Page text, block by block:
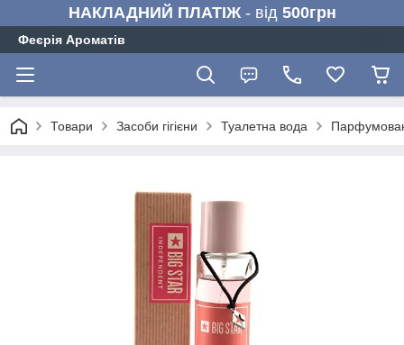
НАКЛАДНИЙ ПЛАТІЖ- від 500грн
Феєрія Ароматів
Товари Засоби гігієни Туалетна вода